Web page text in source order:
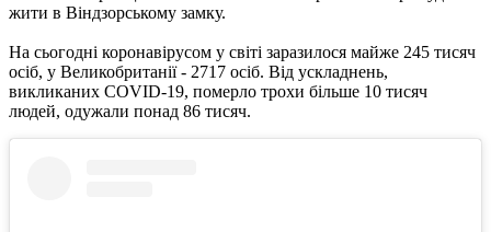
жити в Віндзорському замку.
На сьогодні коронавірусом у світі заразилося майже 245 тисяч
осіб, у Великобританії - 2717 осіб. Від ускладнень,
викликаних COVID-19, померло трохи більше 10 тисяч
людей, одужали понад 86 тисяч.